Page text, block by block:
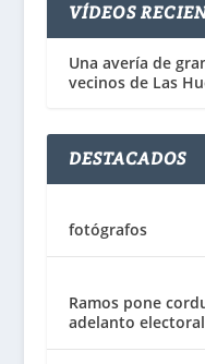
VÍDEOS
Una avería de
vecinos de Las
DESTACADOS
fotógrafos
Ramos pone
adelanto